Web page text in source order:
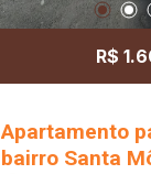
R$
Apartamento
bairro Santa